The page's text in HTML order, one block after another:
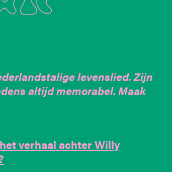
levenslied. Zijn
altijd memorabel. Maak
verhaal achter Willy